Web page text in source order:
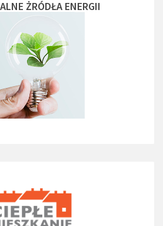
ŻRÓDŁA ENERGII